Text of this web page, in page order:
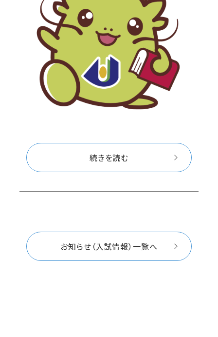
続きを読む
お知らせ（入試情報）一覧へ